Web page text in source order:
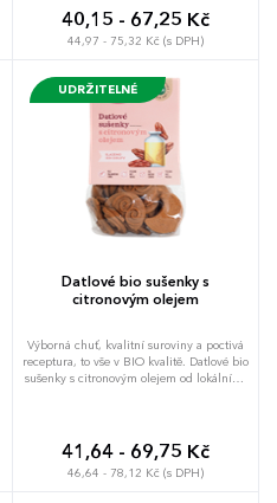
svým produktům dál. Krekry jsou
vyrobeny bez palmového tuku, bez vajec i
bez kypřících látek. Od 100 ks navíc
Drobný dárek pro jakoukoliv příležitost.
40,15 - 67,25 Kč
44,97 - 75,32 Kč (s DPH)
UDRŽITELNÉ
Datlové bio sušenky s
citronovým olejem
Výborná chuť, kvalitní suroviny a poctivá
receptura, to vše v BIO kvalitě. Datlové bio
sušenky s citronovým olejem od lokálního
neobsahují palmový tuk, bílý cukr, vejce
ani kypřící látky. Lokální výrobce s
příběhem: Biopekárna Zemanka vznikla z
41,64 - 69,75 Kč
46,64 - 78,12 Kč (s DPH)